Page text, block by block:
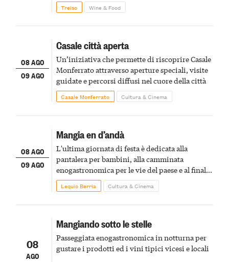
Treiso Wine & Food
08 AGO
09 AGO
Casale città aperta
Un’iniziativa che permette di riscoprire Casale
Monferrato attraverso aperture speciali, visite
guidate e percorsi diffusi nel cuore della città
Casale Monferrato Cultura & Cinema
08 AGO
09 AGO
Mangia en d’andà
L'ultima giornata di festa è dedicata alla
pantalera per bambini, alla camminata
enogastronomica per le vie del paese e al finale
pirotecnico
Lequio Berria Cultura & Cinema
08
AGO
Mangiando sotto le stelle
Passeggiata enogastronomica in notturna per
gustare i prodotti ed i vini tipici vicesi e locali